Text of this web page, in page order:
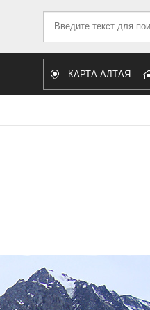
Искать...
КАРТА АЛТАЯ